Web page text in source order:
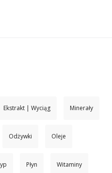
Ekstrakt | Wyciąg Minerały
Odżywki Oleje
Płyn Witaminy